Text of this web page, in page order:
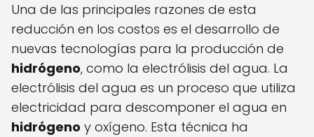
Una de las principales razones de esta
reducción en los costos es el desarrollo de
nuevas tecnologías para la producción de
hidrógeno, como la electrólisis del agua. La
electrólisis del agua es un proceso que utiliza
electricidad para descomponer el agua en
hidrógeno y oxígeno. Esta técnica ha